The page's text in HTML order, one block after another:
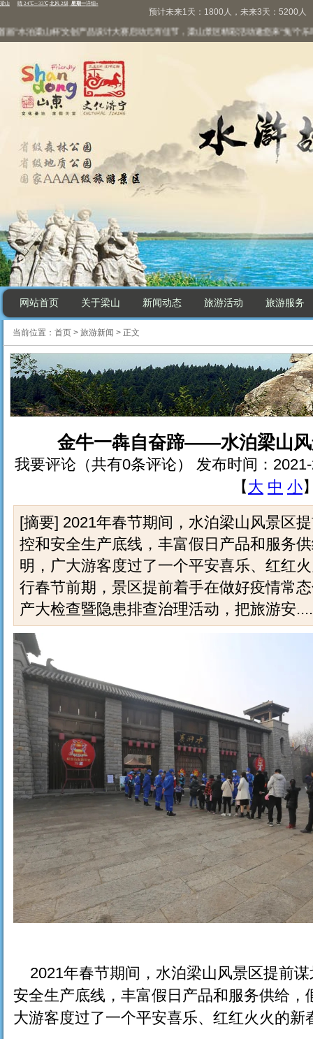
预计未来1天：1800人，未来3天：5200人
水泊梁山杯”文创产品设计大赛启动元宵佳节，梁山景区精彩活动邀您来“兔”个乐呵
网站首页 关于梁山 新闻动态 旅游活动 旅游服务
当前位置： 首页 > 旅游新闻 > 正文
金牛一犇自奋蹄——水泊梁山风
我要评论（共有0条评论） 发布时间：
【大 中 小
[摘要] 2021年春节期间，水泊梁山风景区
控和安全生产底线，丰富假日产品和服务
明，广大游客度过了一个平安喜乐、红红
行春节前期，景区提前着手在做好疫情常
产大检查暨隐患排查治理活动，把旅游安
2021年春节期间，水泊梁山风景区提前
安全生产底线，丰富假日产品和服务供给
大游客度过了一个平安喜乐、红红火火的新